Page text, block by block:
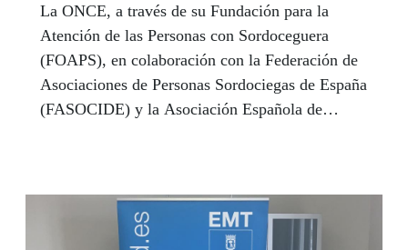
La ONCE, a través de su Fundación para la
Atención de las Personas con Sordoceguera
(FOAPS), en colaboración con la Federación de
Asociaciones de Personas Sordociegas de España
(FASOCIDE) y la Asociación Española de
que identifica a las personas con sordoceguera.
Esther Requena